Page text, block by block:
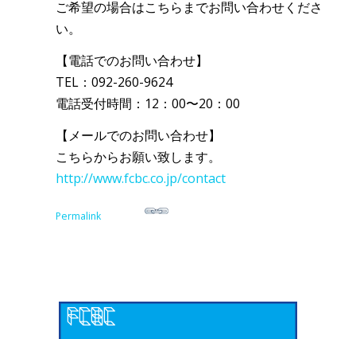
ご希望の場合はこちらまでお問い合わせくださ
い。
【電話でのお問い合わせ】
TEL：092-260-9624
電話受付時間：12：00〜20：00
【メールでのお問い合わせ】
こちらからお願い致します。
http://www.fcbc.co.jp/contact
Permalink